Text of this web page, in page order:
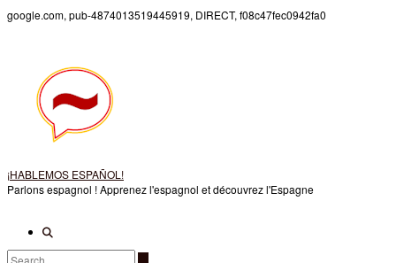
google.com, pub-4874013519445919, DIRECT, f08c47fec0942fa0
¡HABLEMOS ESPAÑOL!
Parlons espagnol ! Apprenez l'espagnol et découvrez l'Espagne